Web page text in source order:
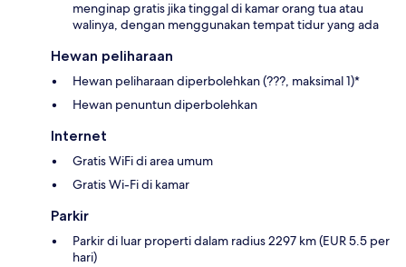
menginap gratis jika tinggal di kamar orang tua atau
walinya, dengan menggunakan tempat tidur yang ada
Hewan peliharaan
Hewan peliharaan diperbolehkan (???, maksimal 1)*
Hewan penuntun diperbolehkan
Internet
Gratis WiFi di area umum
Gratis Wi-Fi di kamar
Parkir
Parkir di luar properti dalam radius 2297 km (EUR 5.5 per
hari)